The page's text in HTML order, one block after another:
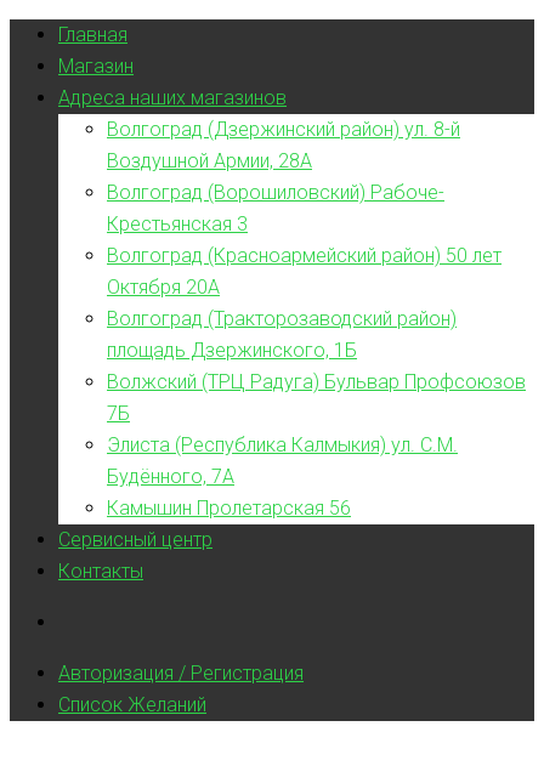
Главная
Магазин
Адреса наших магазинов
Волгоград (Дзержинский район) ул. 8-й
Воздушной Армии, 28А
Волгоград (Ворошиловский) Рабоче-
Крестьянская 3
Волгоград (Красноармейский район) 50 лет
Октября 20А
Волгоград (Тракторозаводский район)
площадь Дзержинского, 1Б
Волжский (ТРЦ Радуга) Бульвар Профсоюзов
7Б
Элиста (Республика Калмыкия) ул. С.М.
Будённого, 7А
Камышин Пролетарская 56
Сервисный центр
Контакты
Авторизация / Регистрация
Список Желаний